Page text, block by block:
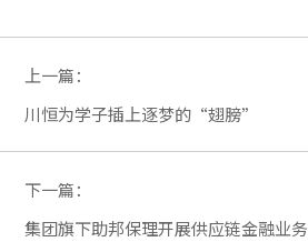
上一篇：
川恒为学子插上逐梦的“翅膀”
下一篇：
集团旗下助邦保理开展供应链金融业务